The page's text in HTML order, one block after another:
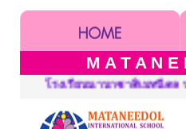
M A T A N
เปิดสอนระดับ เนอร์สเซอรี่ อนุบา